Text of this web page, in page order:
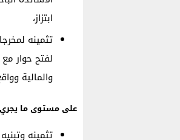
ابتزاز،
لفتح حوار
والمالية
على مستوى ما يجري
تثمينه